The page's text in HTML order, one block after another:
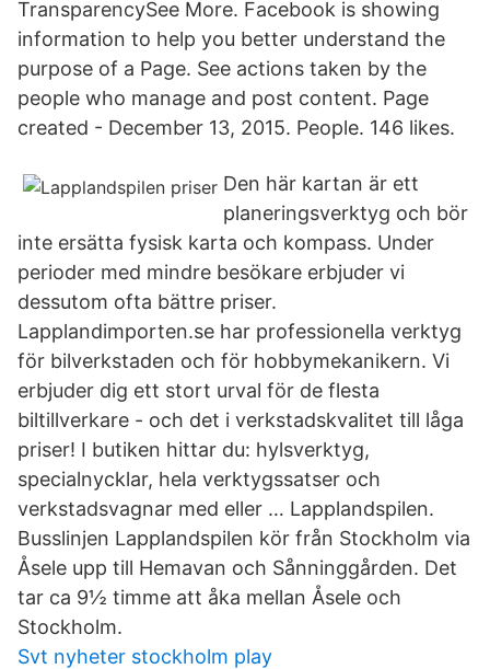
TransparencySee More. Facebook is showing
information to help you better understand the
purpose of a Page. See actions taken by the
people who manage and post content. Page
created - December 13, 2015. People. 146 likes.
Den här kartan är ett
planeringsverktyg och bör
inte ersätta fysisk karta och kompass. Under
perioder med mindre besökare erbjuder vi
dessutom ofta bättre priser.
Lapplandimporten.se har professionella verktyg
för bilverkstaden och för hobbymekanikern. Vi
erbjuder dig ett stort urval för de flesta
biltillverkare - och det i verkstadskvalitet till låga
priser! I butiken hittar du: hylsverktyg,
specialnycklar, hela verktygssatser och
verkstadsvagnar med eller … Lapplandspilen.
Busslinjen Lapplandspilen kör från Stockholm via
Åsele upp till Hemavan och Sånninggården. Det
tar ca 9½ timme att åka mellan Åsele och
Stockholm.
Svt nyheter stockholm play